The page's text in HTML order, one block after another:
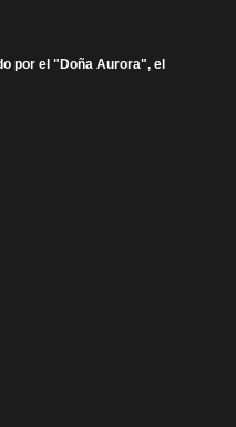
por el "Doña Aurora", el